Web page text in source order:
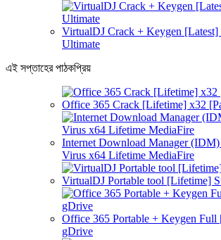
VirtualDJ Crack + Keygen
Ultimate
এই সপ্তাহের পাঠকপ্রিয়
Office 365 Crack [Lifetime] x32
Internet Download Manager
Virus x64 Lifetime MediaFire
VirtualDJ Portable tool [Lifetime]
Office 365 Portable + Keygen Full
gDrive